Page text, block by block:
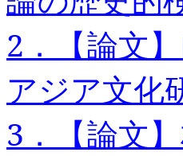
2 ．【論文
アジア文化
3 ．【論文